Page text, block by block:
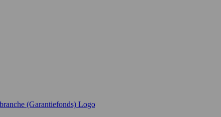
(Garantiefonds) Logo